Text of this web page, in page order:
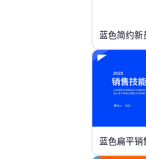
蓝色简约新
蓝色扁平销